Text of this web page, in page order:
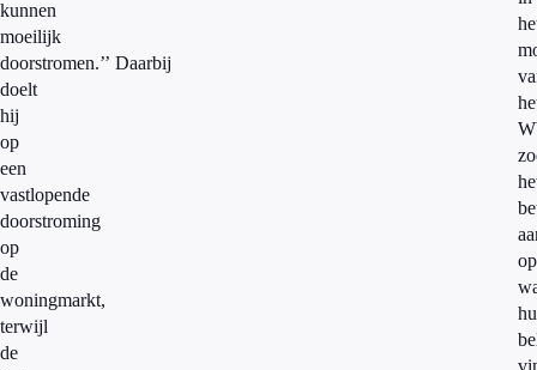
kunnen
moeilijk
doorstromen.’’ Daarbij
doelt
hij
op
een
vastlopende
doorstroming
op
de
woningmarkt,
terwijl
de
op